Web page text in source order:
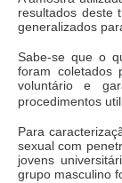
resultados deste
generalizados
Sabe-se que o
foram coletados
voluntário e
procedimentos
Para
sexual com
jovens
grupo masculino